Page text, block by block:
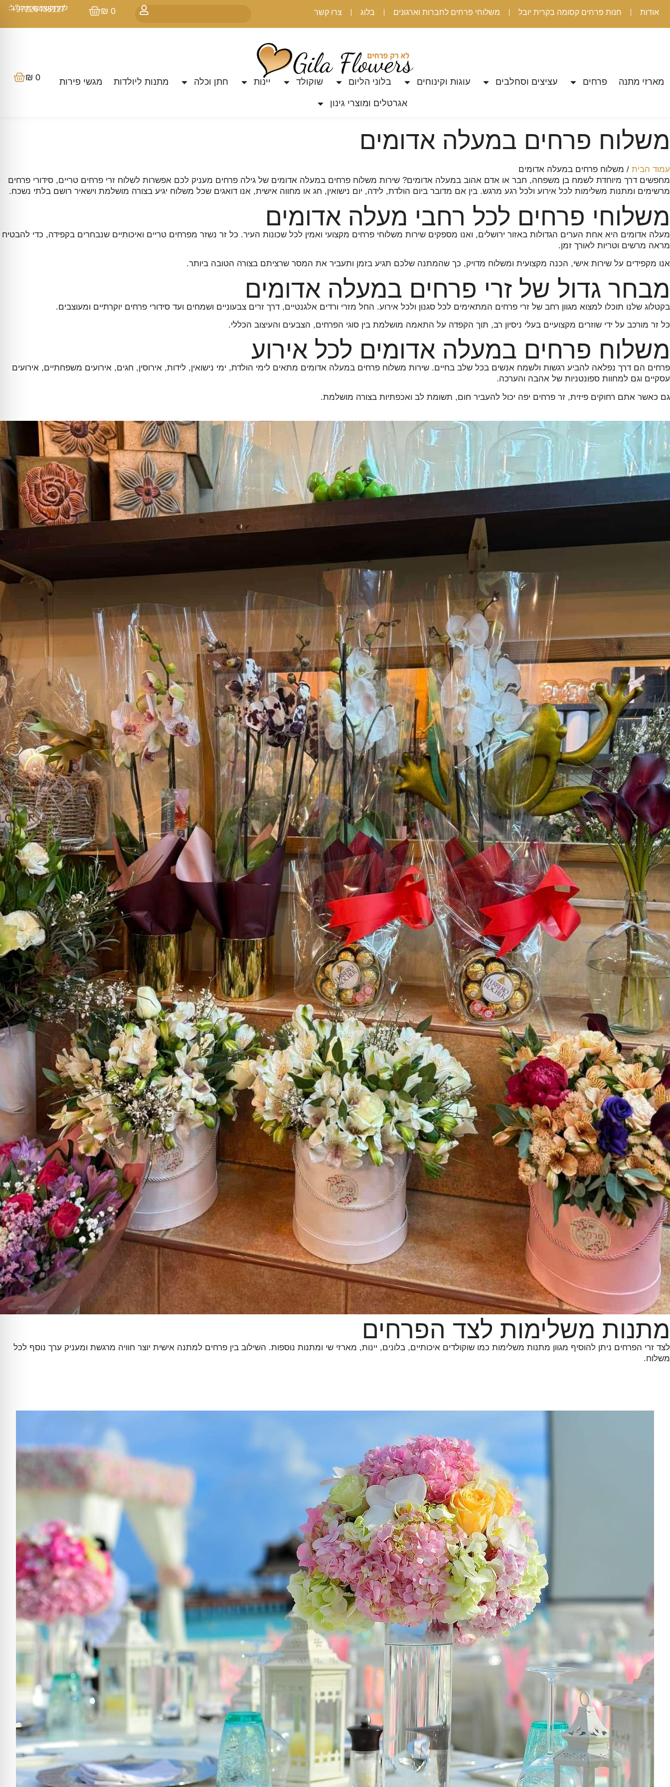
אודות חנות פרחים קסומה בקרית יובל משלוחי פרחים לחברות וארגונים בלוג צרו קשר ₪ 0 למתקשרים מחו״ל:
97226438127+
מארזי מתנה פרחים עציצים וסחלבים עוגות וקינוחים בלוני הליום שוקולד יינות חתן וכלה מתנות ליולדות מגשי פירות
אגרטלים ומוצרי גינון
₪ 0
משלוח פרחים במעלה אדומים
עמוד הבית / משלוח פרחים במעלה אדומים
מחפשים דרך מיוחדת לשמח בן משפחה, חבר או אדם אהוב במעלה אדומים? שירות משלוח פרחים במעלה אדומים של גילה פרחים מעניק לכם אפשרות לשלוח זרי פרחים טריים, סידורי פרחים
מרשימים ומתנות משלימות לכל אירוע ולכל רגע מרגש. בין אם מדובר ביום הולדת, לידה, יום נישואין, חג או מחווה אישית, אנו דואגים שכל משלוח יגיע בצורה מושלמת וישאיר רושם בלתי נשכח.
משלוחי פרחים לכל רחבי מעלה אדומים
מעלה אדומים היא אחת הערים הגדולות באזור ירושלים, ואנו מספקים שירות משלוחי פרחים מקצועי ואמין לכל שכונות העיר. כל זר נשזר מפרחים טריים ואיכותיים שנבחרים בקפידה, כדי להבטיח
מראה מרשים וטריות לאורך זמן.
אנו מקפידים על שירות אישי, הכנה מקצועית ומשלוח מדויק, כך שהמתנה שלכם תגיע בזמן ותעביר את המסר שרציתם בצורה הטובה ביותר.
מבחר גדול של זרי פרחים במעלה אדומים
בקטלוג שלנו תוכלו למצוא מגוון רחב של זרי פרחים המתאימים לכל סגנון ולכל אירוע. החל מזרי ורדים אלגנטיים, דרך זרים צבעוניים ושמחים ועד סידורי פרחים יוקרתיים ומעוצבים.
כל זר מורכב על ידי שוזרים מקצועיים בעלי ניסיון רב, תוך הקפדה על התאמה מושלמת בין סוגי הפרחים, הצבעים והעיצוב הכללי.
משלוח פרחים במעלה אדומים לכל אירוע
פרחים הם דרך נפלאה להביע רגשות ולשמח אנשים בכל שלב בחיים. שירות משלוח פרחים במעלה אדומים מתאים לימי הולדת, ימי נישואין, לידות, אירוסין, חגים, אירועים משפחתיים, אירועים
עסקיים וגם למחוות ספונטניות של אהבה והערכה.
גם כאשר אתם רחוקים פיזית, זר פרחים יפה יכול להעביר חום, תשומת לב ואכפתיות בצורה מושלמת.
מתנות משלימות לצד הפרחים
לצד זרי הפרחים ניתן להוסיף מגוון מתנות משלימות כמו שוקולדים איכותיים, בלונים, יינות, מארזי שי ומתנות נוספות. השילוב בין פרחים למתנה אישית יוצר חוויה מרגשת ומעניק ערך נוסף לכל
משלוח.